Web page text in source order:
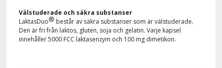
Välstuderade och säkra substanser
LaktasDuo® består av säkra substanser som är välstuderade.
Den är fri från laktos, gluten, soja och gelatin. Varje kapsel
innehåller 5000 FCC laktasenzym och 100 mg dimetikon.